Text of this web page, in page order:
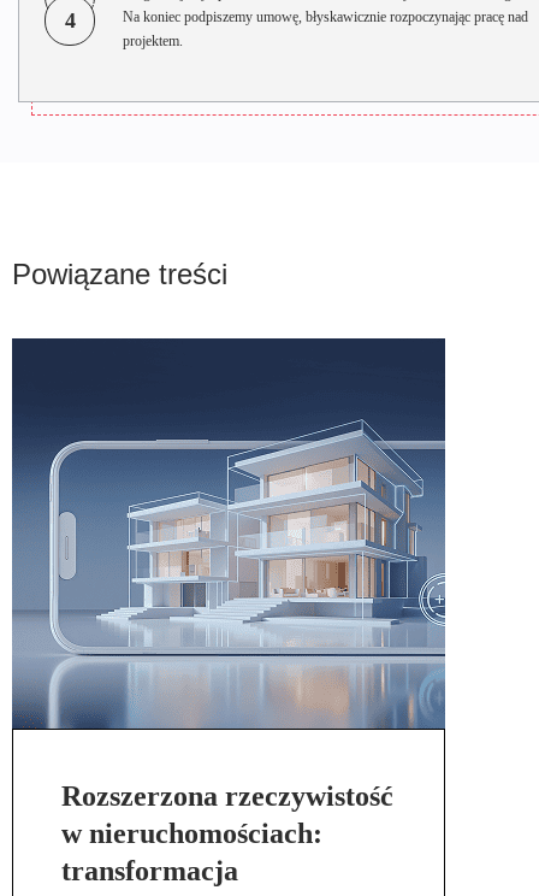
4
Na koniec podpiszemy umowę, błyskawicznie rozpoczynając pracę nad
projektem.
Powiązane treści
Rozszerzona rzeczywistość
w nieruchomościach:
transformacja